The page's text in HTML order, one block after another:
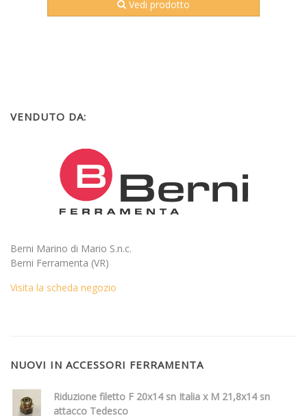
Vedi prodotto
VENDUTO DA:
Berni Marino di Mario S.n.c.
Berni Ferramenta (VR)
Visita la scheda negozio
NUOVI IN ACCESSORI FERRAMENTA
Riduzione filetto F 20x14 sn Italia x M 21,8x14 sn
attacco Tedesco